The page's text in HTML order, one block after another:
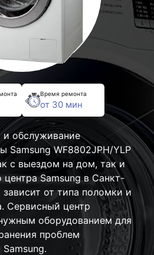
Время ремонта
от 30 мин
обслуживание
Samsung WF8802JPH/YLP
с выездом на дом, так и
центра Samsung в Санкт-
от типа поломки и
Сервисный центр
оборудованием для
проблем